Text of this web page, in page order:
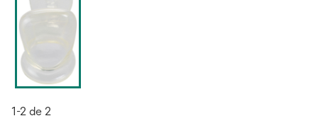
1-2 de 2